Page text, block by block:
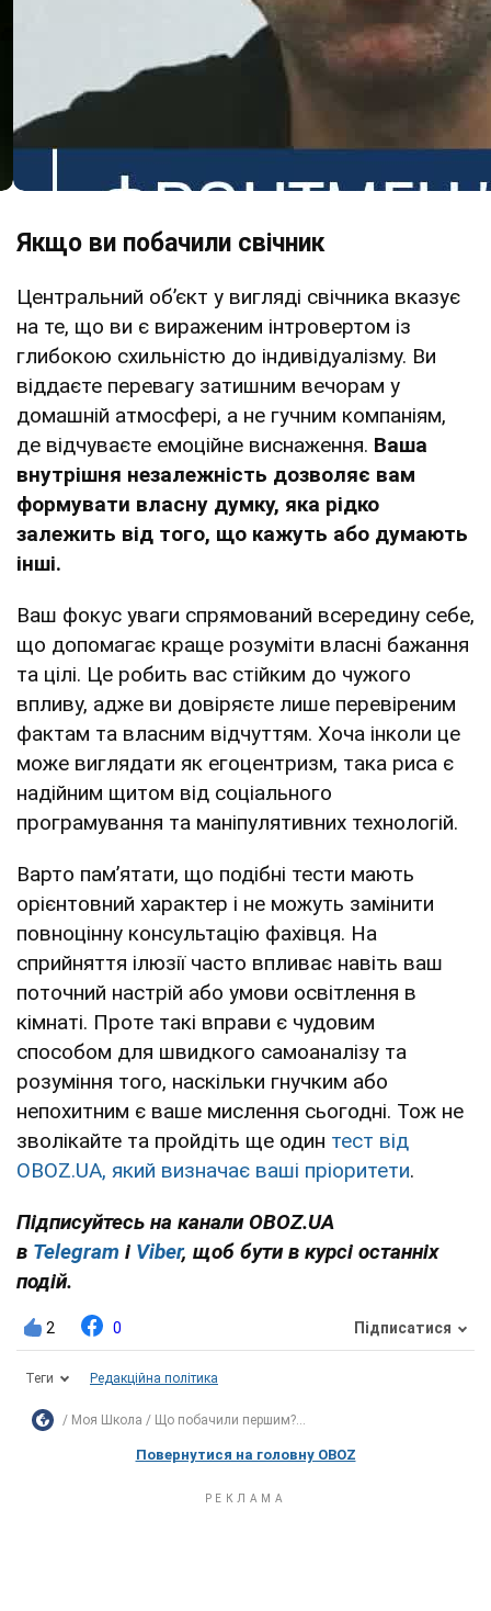
Якщо ви побачили свічник
Центральний об’єкт у вигляді свічника вказує
на те, що ви є вираженим інтровертом із
глибокою схильністю до індивідуалізму. Ви
віддаєте перевагу затишним вечорам у
домашній атмосфері, а не гучним компаніям,
де відчуваєте емоційне виснаження. Ваша
внутрішня незалежність дозволяє вам
формувати власну думку, яка рідко
залежить від того, що кажуть або думають
інші.
Ваш фокус уваги спрямований всередину себе,
що допомагає краще розуміти власні бажання
та цілі. Це робить вас стійким до чужого
впливу, адже ви довіряєте лише перевіреним
фактам та власним відчуттям. Хоча інколи це
може виглядати як егоцентризм, така риса є
надійним щитом від соціального
програмування та маніпулятивних технологій.
Варто пам’ятати, що подібні тести мають
орієнтовний характер і не можуть замінити
повноцінну консультацію фахівця. На
сприйняття ілюзії часто впливає навіть ваш
поточний настрій або умови освітлення в
кімнаті. Проте такі вправи є чудовим
способом для швидкого самоаналізу та
розуміння того, наскільки гнучким або
непохитним є ваше мислення сьогодні. Тож не
зволікайте та пройдіть ще один тест від
OBOZ.UA, який визначає ваші пріоритети.
Підписуйтесь на канали OBOZ.UA
в Telegram і Viber, щоб бути в курсі останніх
подій.
2 0 Підписатися
Теги Редакційна політика
Моя Школа Що побачили першим?...
Повернутися на головну OBOZ